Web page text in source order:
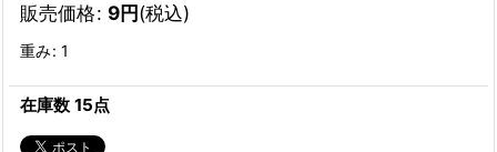
販売価格: 9円(税込)
重み: 1
在庫数 15点